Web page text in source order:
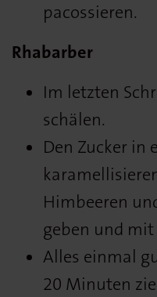
pacossieren.
Rhabarber
Im letzten
schälen.
Den Zucker in
Himbeeren
geben und
Alles einmal
20 Minuten